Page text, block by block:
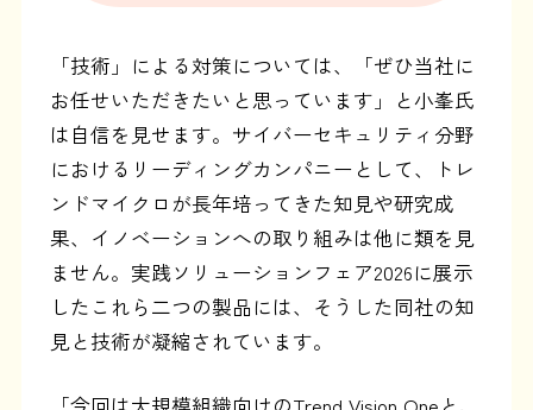
「技術」による対策については、「ぜひ当社に
お任せいただきたいと思っています」と小峯氏
は自信を見せます。サイバーセキュリティ分野
におけるリーディングカンパニーとして、トレ
ンドマイクロが長年培ってきた知見や研究成
果、イノベーションへの取り組みは他に類を見
ません。実践ソリューションフェア2026に展示
したこれら二つの製品には、そうした同社の知
見と技術が凝縮されています。